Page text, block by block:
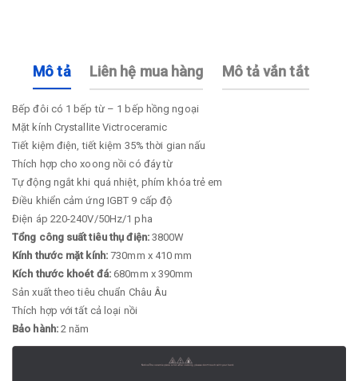
Mô tả Liên hệ mua hàng Mô tả vắn tắt
Bếp đôi có 1 bếp từ – 1 bếp hồng ngoại
Mặt kính Crystallite Victroceramic
Tiết kiệm điện, tiết kiệm 35% thời gian nấu
Thích hợp cho xoong nồi có đáy từ
Tự động ngắt khi quá nhiệt, phím khóa trẻ em
Điều khiển cảm ứng IGBT 9 cấp độ
Điện áp 220-240V/50Hz/1 pha
Tổng công suất tiêu thụ điện:3800W
Kính thước mặt kính:730mm x 410 mm
Kích thước khoét đá: 680mm x 390mm
Sản xuất theo tiêu chuẩn Châu Âu
Thích hợp với tất cả loại nồi
Bảo hành: 2 năm